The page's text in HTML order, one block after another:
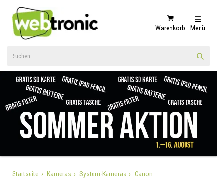
Warenkorb Menü
Startseite Kameras System-Kameras Canon